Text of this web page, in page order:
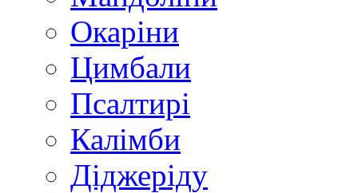
Окаріни
Цимбали
Псалтирі
Калімби
Діджеріду